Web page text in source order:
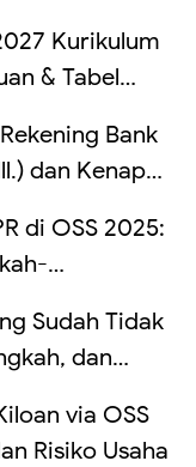
Kurikulum
& Tabel
Bank
dan Kenapa
di OSS 2025:
Sudah Tidak
dan
via OSS
Risiko Usaha